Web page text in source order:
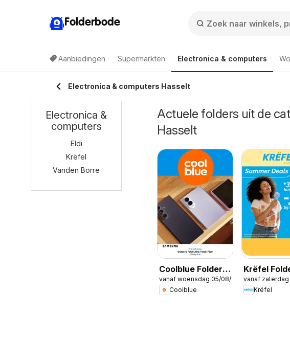
Folderbode
Aanbiedingen Supermarkten Electronica & computers
Electronica & computers Hasselt
Actuele folders uit de
Hasselt
Coolblue Folder /
Publicité
vanaf woensdag 05/08/2026
Coolblue
Krëfel
Publicité
vanaf zaterdag
Krëfel
Electronica &
computers
Eldi
Krëfel
Vanden Borre